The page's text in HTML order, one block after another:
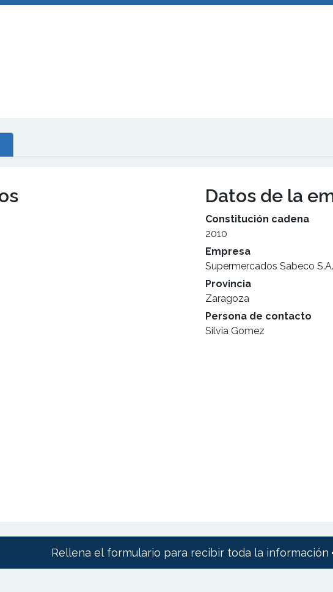
Datos de la
Constitución cadena
2010
Empresa
Supermercados Sabeco
Provincia
Zaragoza
Persona de contacto
Silvia Gomez
Rellena el formulario para recibir toda la información